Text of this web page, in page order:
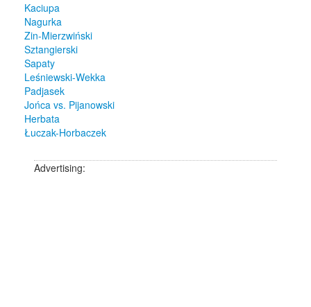
Kaciupa
Nagurka
Zin-Mierzwiński
Sztangierski
Sapaty
Leśniewski-Wekka
Padjasek
Jońca vs. Pijanowski
Herbata
Łuczak-Horbaczek
Advertising: